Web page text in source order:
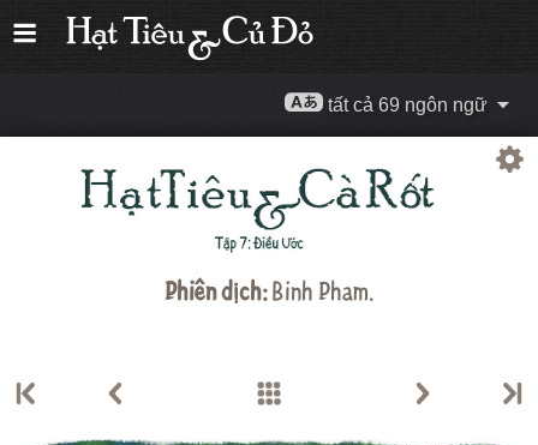
tất cả 69 ngôn ngữ
Phiên dịch:Binh Pham.